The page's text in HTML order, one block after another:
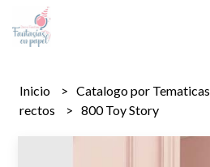
Inicio Catalogo por Tematicas
rectos
800 Toy Story